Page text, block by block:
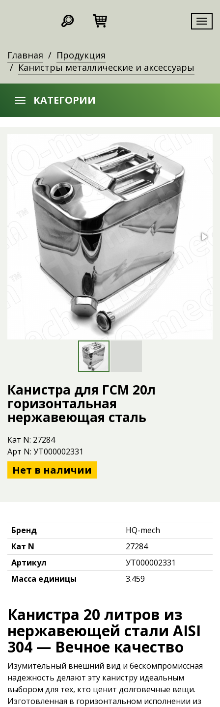
Главная
Продукция
Канистры металлические и аксессуары
КАТЕГОРИИ
Канистра для ГСМ 20л
горизонтальная
нержавеющая сталь
Кат N: 27284
Арт N: УТ000002331
Нет в наличии
Бренд
HQ-mech
Кат N
27284
Артикул
УТ000002331
Масса единицы
3.459
Канистра 20 литров из
нержавеющей стали AISI
304 — Вечное качество
Изумительный внешний вид и бескомпромиссная
надежность делают эту канистру идеальным
выбором для тех, кто ценит долговечные вещи.
Изготовленная в горизонтальном исполнении из